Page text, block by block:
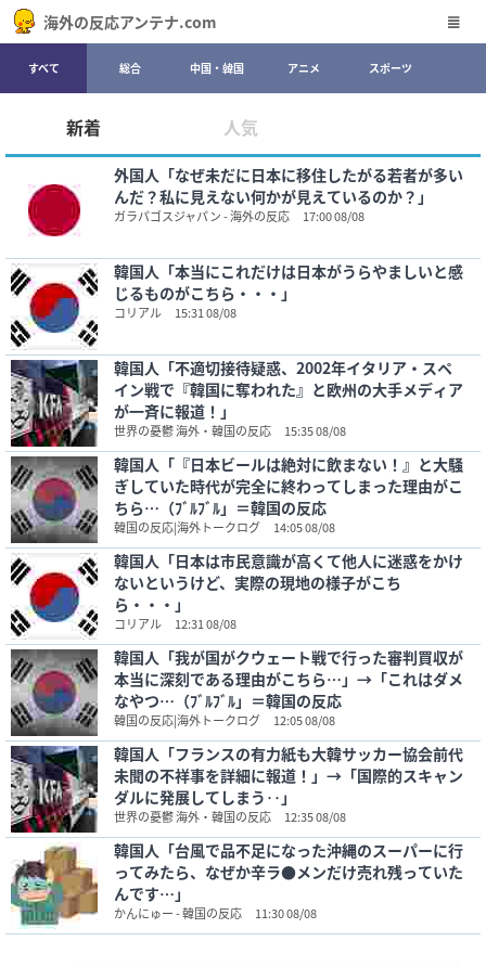
海外の反応アンテナ.com
すべて 総合 中国・韓国 アニメ スポーツ
新着 人気
外国人「なぜ未だに日本に移住したがる若者が多い
んだ？私に見えない何かが見えているのか？」
ガラパゴスジャパン - 海外の反応 17:00 08/08
韓国人「本当にこれだけは日本がうらやましいと感
じるものがこちら・・・」
コリアル 15:31 08/08
韓国人「不適切接待疑惑、2002年イタリア・スペ
イン戦で『韓国に奪われた』と欧州の大手メディア
が一斉に報道！」
世界の憂鬱 海外・韓国の反応 15:35 08/08
韓国人「『日本ビールは絶対に飲まない！』と大騒
ぎしていた時代が完全に終わってしまった理由がこ
ちら…（ﾌﾞﾙﾌﾞﾙ」＝韓国の反応
韓国の反応|海外トークログ 14:05 08/08
韓国人「日本は市民意識が高くて他人に迷惑をかけ
ないというけど、実際の現地の様子がこち
ら・・・」
コリアル 12:31 08/08
韓国人「我が国がクウェート戦で行った審判買収が
本当に深刻である理由がこちら…」→「これはダメ
なやつ…（ﾌﾞﾙﾌﾞﾙ」＝韓国の反応
韓国の反応|海外トークログ 12:05 08/08
韓国人「フランスの有力紙も大韓サッカー協会前代
未聞の不祥事を詳細に報道！」→「国際的スキャン
ダルに発展してしまう‥」
世界の憂鬱 海外・韓国の反応 12:35 08/08
韓国人「台風で品不足になった沖縄のスーパーに行
ってみたら、なぜか辛ラ●メンだけ売れ残っていた
んです…」
かんにゅー - 韓国の反応 11:30 08/08